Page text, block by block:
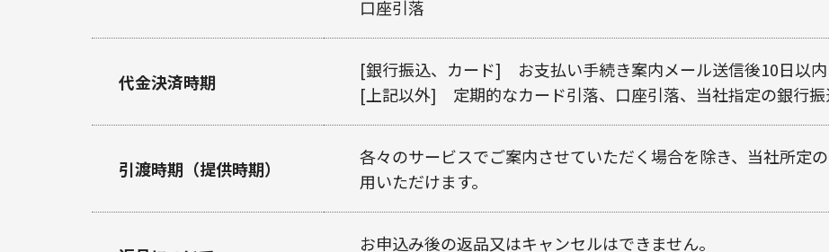
口座引落
代金決済時期
[銀行振込、カード] お支払い手続き案内メール送信後10日以内
[上記以外] 定期的なカード引落、口座引落、当社指定の銀行
引渡時期（提供時期）
各々のサービスでご案内させていただく場合を除き、当社所定
用いただけます。
お申込み後の返品又はキャンセルはできません。